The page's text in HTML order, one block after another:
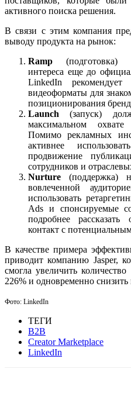
активного поиска решения.
В связи с этим компания
выводу продукта на рынок:
Ramp (подготовка)
интереса еще до
LinkedIn рекомендует
видеоформаты для
позиционирования
Launch (запуск)
максимальном
Помимо рекламных
активнее
продвижение
сотрудников и
Nurture (поддержка)
вовлеченной
использовать
Ads и спонсируемые
подробнее
контакт с
В качестве примера
приводит компанию Jasper,
смогла увеличить
226% и одновременно снизить
Фото: LinkedIn
ТЕГИ
B2B
Creator Marketplace
LinkedIn